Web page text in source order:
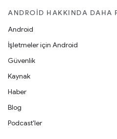
ANDROID HAKKINDA DAHA
Android
İşletmeler için Android
Güvenlik
Kaynak
Haber
Blog
Podcast'ler